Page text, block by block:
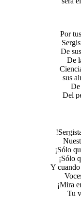
Por
De
De
sus
Del
¡Sólo
¡Sólo
Y cuando
¡Mira
Tu